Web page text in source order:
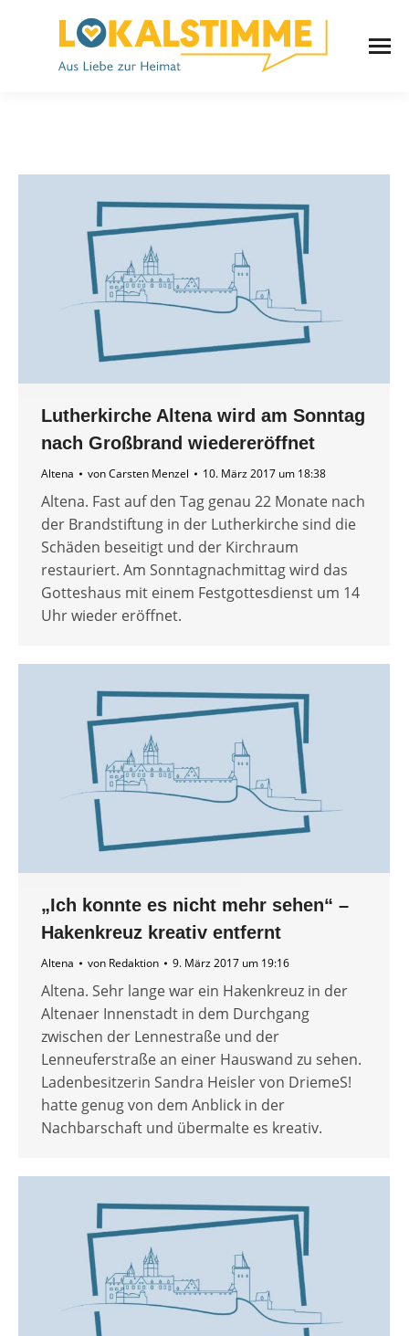
Lutherkirche Altena wird am Sonntag
nach Großbrand wiedereröffnet
Altena vonCarsten Menzel 10. März 2017 um 18:38
Altena. Fast auf den Tag genau 22 Monate nach
der Brandstiftung in der Lutherkirche sind die
Schäden beseitigt und der Kirchraum
restauriert. Am Sonntagnachmittag wird das
Gotteshaus mit einem Festgottesdienst um 14
Uhr wieder eröffnet.
„Ich konnte es nicht mehr sehen“ –
Hakenkreuz kreativ entfernt
Altena von Redaktion 9. März 2017 um 19:16
Altena. Sehr lange war ein Hakenkreuz in der
Altenaer Innenstadt in dem Durchgang
zwischen der Lennestraße und der
Lenneuferstraße an einer Hauswand zu sehen.
Ladenbesitzerin Sandra Heisler von DriemeS!
hatte genug von dem Anblick in der
Nachbarschaft und übermalte es kreativ.